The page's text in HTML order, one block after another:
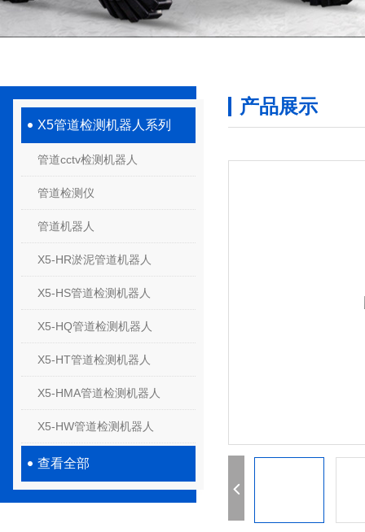
X5管道检测机器人系列
管道cctv检测机器人
管道检测仪
管道机器人
X5-HR淤泥管道机器人
X5-HS管道检测机器人
X5-HQ管道检测机器人
X5-HT管道检测机器人
X5-HMA管道检测机器人
X5-HW管道检测机器人
查看全部
产品展示